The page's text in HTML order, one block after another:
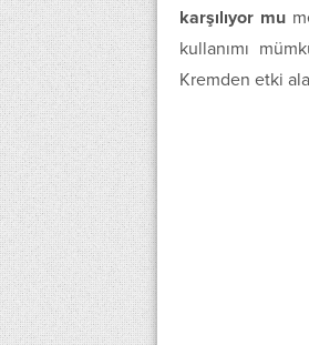
karşılıyor mu
kullanımı
Kremden etki